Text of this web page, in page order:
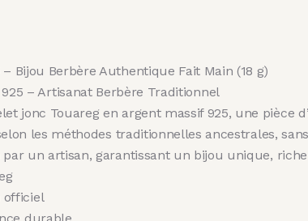
Bijou Berbère Authentique Fait Main (18 g)
– Artisanat Berbère Traditionnel
jonc Touareg en argent massif 925, une
les méthodes traditionnelles ancestrales,
un artisan, garantissant un bijou unique,
officiel